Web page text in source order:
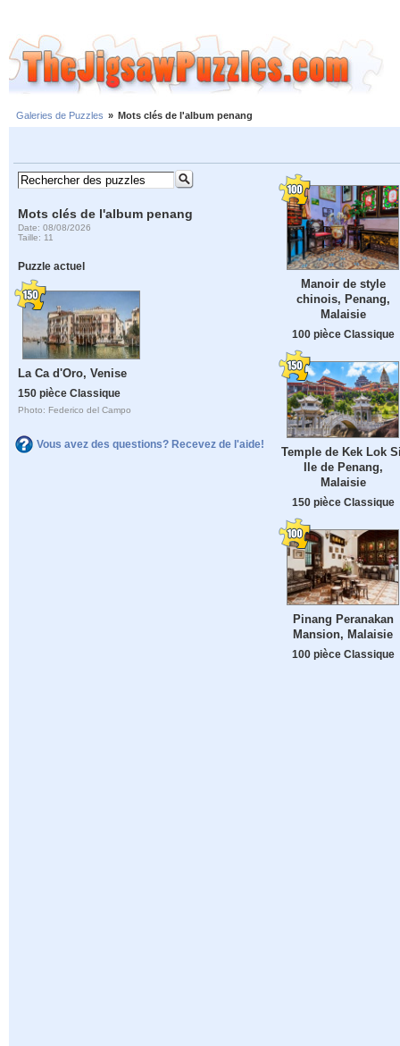
Galeries de Puzzles » Mots clés de l'album penang
Mots clés de l'album penang
Date: 08/08/2026
Taille: 11
Puzzle actuel
La Ca d'Oro, Venise
150 pièce Classique
Photo: Federico del Campo
Vous avez des questions? Recevez de l'aide!
Manoir de style
chinois, Penang,
Malaisie
100 pièce Classique
Temple de Kek Lok
Ile de Penang,
Malaisie
150 pièce Classique
Pinang Peranakan
Mansion, Malaisie
100 pièce Classique